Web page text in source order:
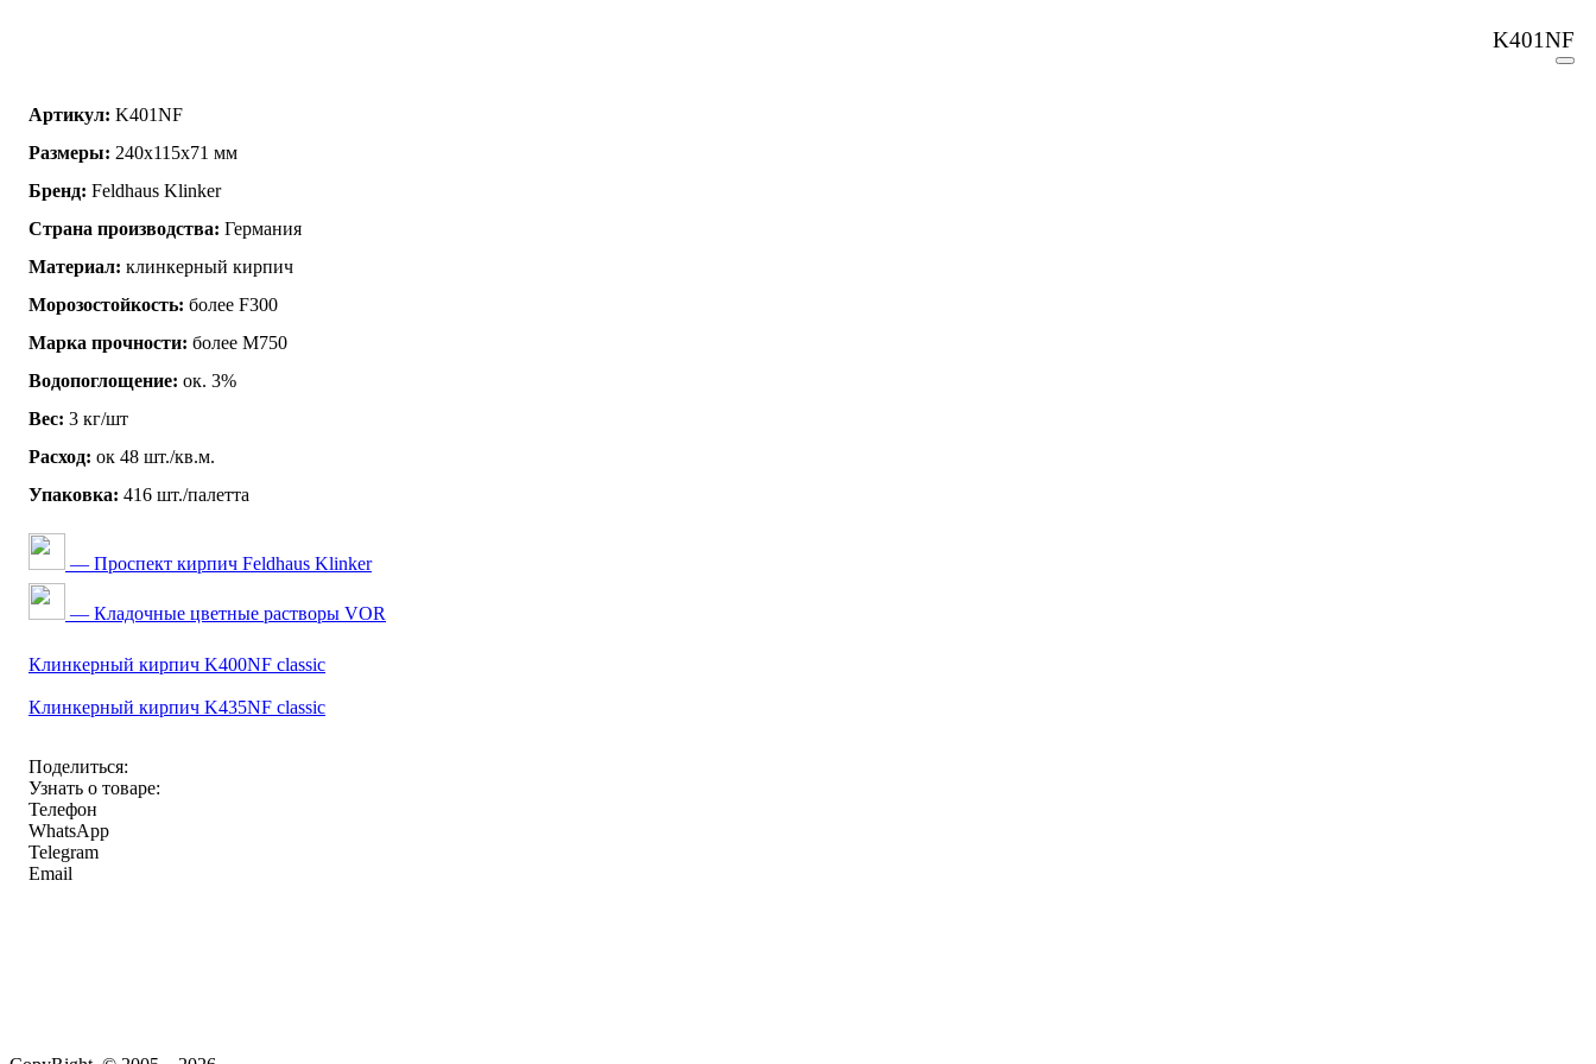
K401NF
Артикул: K401NF
Размеры: 240х115х71 мм
Бренд: Feldhaus Klinker
Страна производства: Германия
Материал: клинкерный кирпич
Морозостойкость: более F300
Марка прочности: более М750
Водопоглощение: ок. 3%
Вес: 3 кг/шт
Расход: ок 48 шт./кв.м.
Упаковка: 416 шт./палетта
— Проспект кирпич Feldhaus Klinker
— Кладочные цветные растворы VOR
Клинкерный кирпич K400NF classic
Клинкерный кирпич K435NF classic
Поделиться:
Узнать о товаре:
Телефон
WhatsApp
Telegram
Email